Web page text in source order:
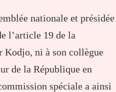
nationale et présidée
l’article 19 de la
Kodjo, ni à son collègue
de la République en
spéciale a ainsi